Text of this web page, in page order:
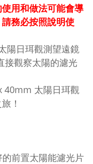
用和做法可能會導
務必按照說明使
陽日珥觀測望遠鏡
接觀察太陽的濾光
40mm 太陽日珥觀
！
前置太陽能濾光片